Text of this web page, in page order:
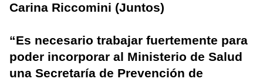
Carina Riccomini (Juntos)
“Es necesario trabajar fuertemente para
poder incorporar al Ministerio de Salud
una Secretaría de Prevención de